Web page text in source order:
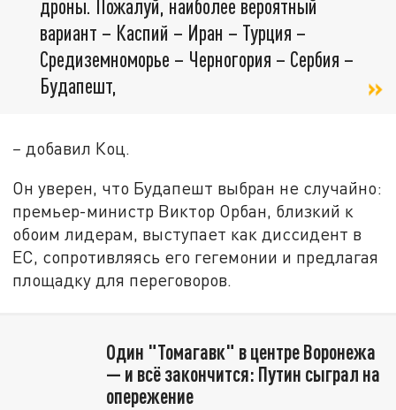
дроны. Пожалуй, наиболее вероятный
вариант – Каспий – Иран – Турция –
Средиземноморье – Черногория – Сербия –
Будапешт,
– добавил Коц.
Он уверен, что Будапешт выбран не случайно:
премьер-министр Виктор Орбан, близкий к
обоим лидерам, выступает как диссидент в
ЕС, сопротивляясь его гегемонии и предлагая
площадку для переговоров.
Один "Томагавк" в центре Воронежа
— и всё закончится: Путин сыграл на
опережение